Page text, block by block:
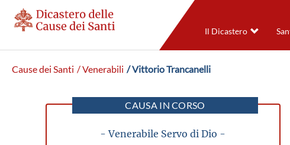
Il Dicastero
Cause dei Santi / Venerabili / Vittorio Trancanelli
CAUSA IN CORSO
- Venerabile Servo di Dio -